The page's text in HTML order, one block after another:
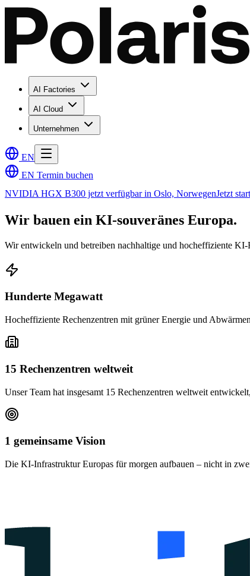
AI Factories
AI Cloud
Unternehmen
EN
EN Termin buchen
NVIDIA HGX B300 jetzt verfügbar in Oslo, NorwegenJetzt
Wir bauen ein KI-souveränes Europa.
Wir entwickeln und betreiben nachhaltige und hocheffiziente
Hunderte Megawatt
Hocheffiziente Rechenzentren mit grüner Energie und
15 Rechenzentren weltweit
Unser Team hat insgesamt 15 Rechenzentren weltweit
1 gemeinsame Vision
Die KI-Infrastruktur Europas für morgen aufbauen – nicht in